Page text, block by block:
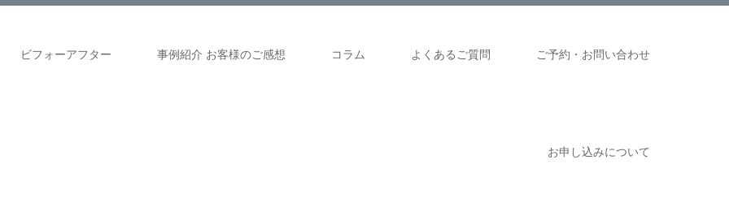
ビフォーアフター 事例紹介 お客様のご感想 コラム よくあるご質問 ご予約・お問い合わせ
お申し込みについて